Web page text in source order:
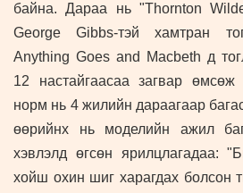
байна. Дараа нь "Thornton
George Gibbs-тэй хамтран
Anything Goes and Macbeth д
12 настайгаасаа загвар
норм нь 4 жилийн дараагаар
өөрийнх нь моделийн ажил
хэвлэлд өгсөн ярилцлагадаа:
хойш охин шиг харагдах болсон